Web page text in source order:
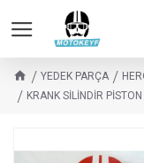
YEDEK PARÇA
KRANK SİLİNDİR